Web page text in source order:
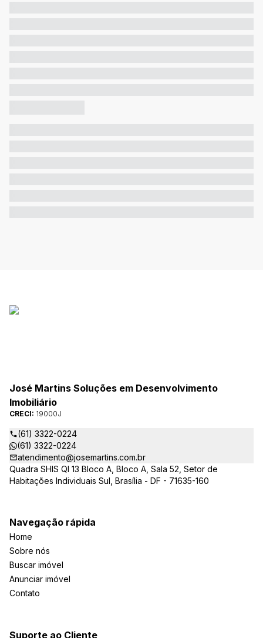
José Martins Soluções em Desenvolvimento
Imobiliário
CRECI: 19000J
(61) 3322-0224
(61) 3322-0224
atendimento@josemartins.com.br
Quadra SHIS QI 13 Bloco A, Bloco A, Sala 52, Setor de
Habitações Individuais Sul, Brasília - DF - 71635-160
Navegação rápida
Home
Sobre nós
Buscar imóvel
Anunciar imóvel
Contato
Suporte ao Cliente